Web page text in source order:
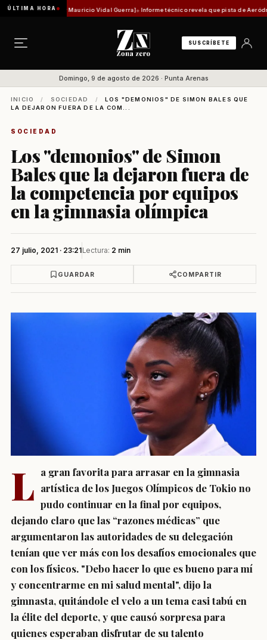
ÚLTIMA HORA
[Por Mauricio Vidal Guerra] Informe técnico revela que pista de Aeródromo
SUSCRÍBETE
Domingo, 9 de agosto de 2026 · Punta Arenas
INICIO / SOCIEDAD /
LOS "DEMONIOS" DE SIMON BALES QUE
LA DEJARON FUERA DE LA COM...
SOCIEDAD
Los "demonios" de Simon
Bales que la dejaron fuera de
la competencia por equipos
en la gimnasia olímpica
27 julio, 2021 · 23:21Lectura: 2 min
GUARDAR COMPARTIR
L a gran favorita para arrasar en la gimnasia
artística de los Juegos Olímpicos de Tokio no
pudo continuar en la final por equipos,
dejando claro que las “razones médicas” que
argumentaron las autoridades de su delegación
tenían que ver más con los desafíos emocionales que
con los físicos. "Debo hacer lo que es bueno para mí
y concentrarme en mi salud mental", dijo la
gimnasta, quitándole el velo a un tema casi tabú en
la élite del deporte, y que causó sorpresa para
quienes esperaban disfrutar de su talento